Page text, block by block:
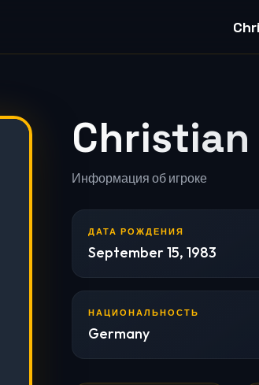
Christian
Информация об игроке
ДАТА РОЖДЕНИЯ
September 15, 1983
НАЦИОНАЛЬНОСТЬ
Germany